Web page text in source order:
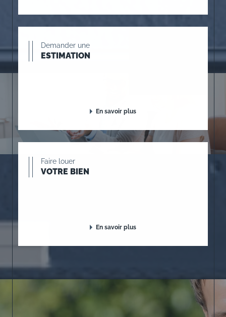
Demander une
ESTIMATION
En savoir plus
Faire louer
VOTRE BIEN
En savoir plus